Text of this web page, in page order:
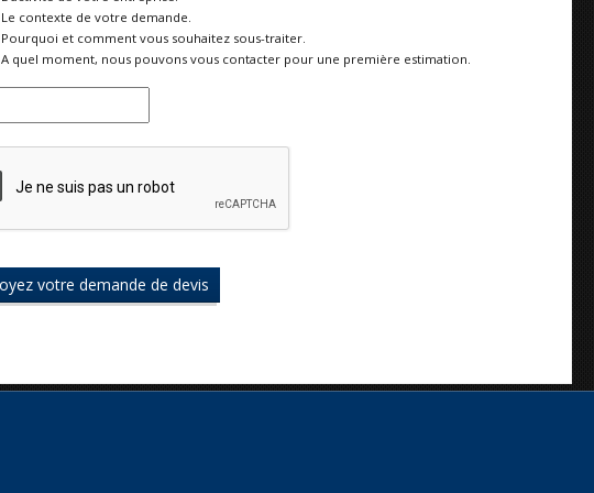
Le contexte de votre demande.
Pourquoi et comment vous souhaitez sous-traiter.
A quel moment, nous pouvons vous contacter pour une première estimation.